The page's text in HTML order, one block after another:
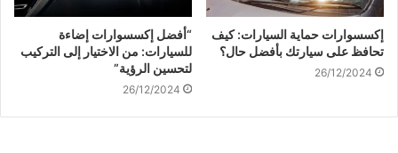
إكسسوارات حماية السيارات: كيف
تحافظ على سيارتك بأفضل حال؟
26/12/2024
“أفضل إكسسوارات إضاءة
للسيارات: من الاختيار إلى التركيب
لتحسين الرؤية”
26/12/2024